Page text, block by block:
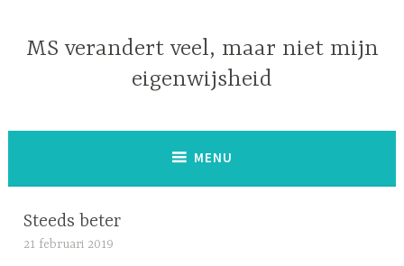
inhoud
MS verandert veel, maar niet mijn
eigenwijsheid
MENU
Steeds beter
21 februari 2019